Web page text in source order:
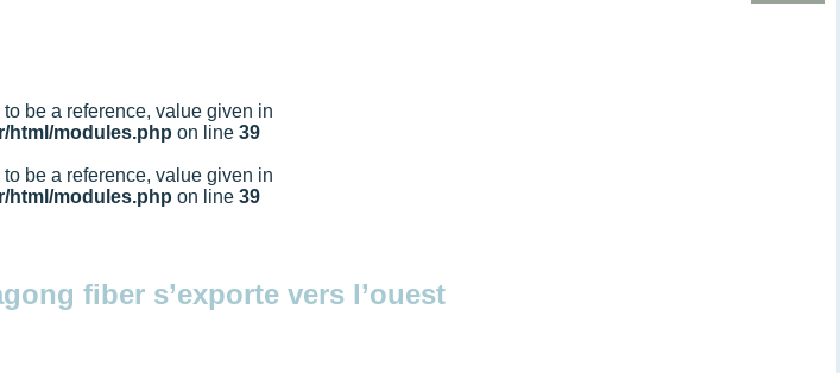
be a reference, value given in
html/modules.php on line 39
be a reference, value given in
html/modules.php on line 39
fiber s’exporte vers l’ouest